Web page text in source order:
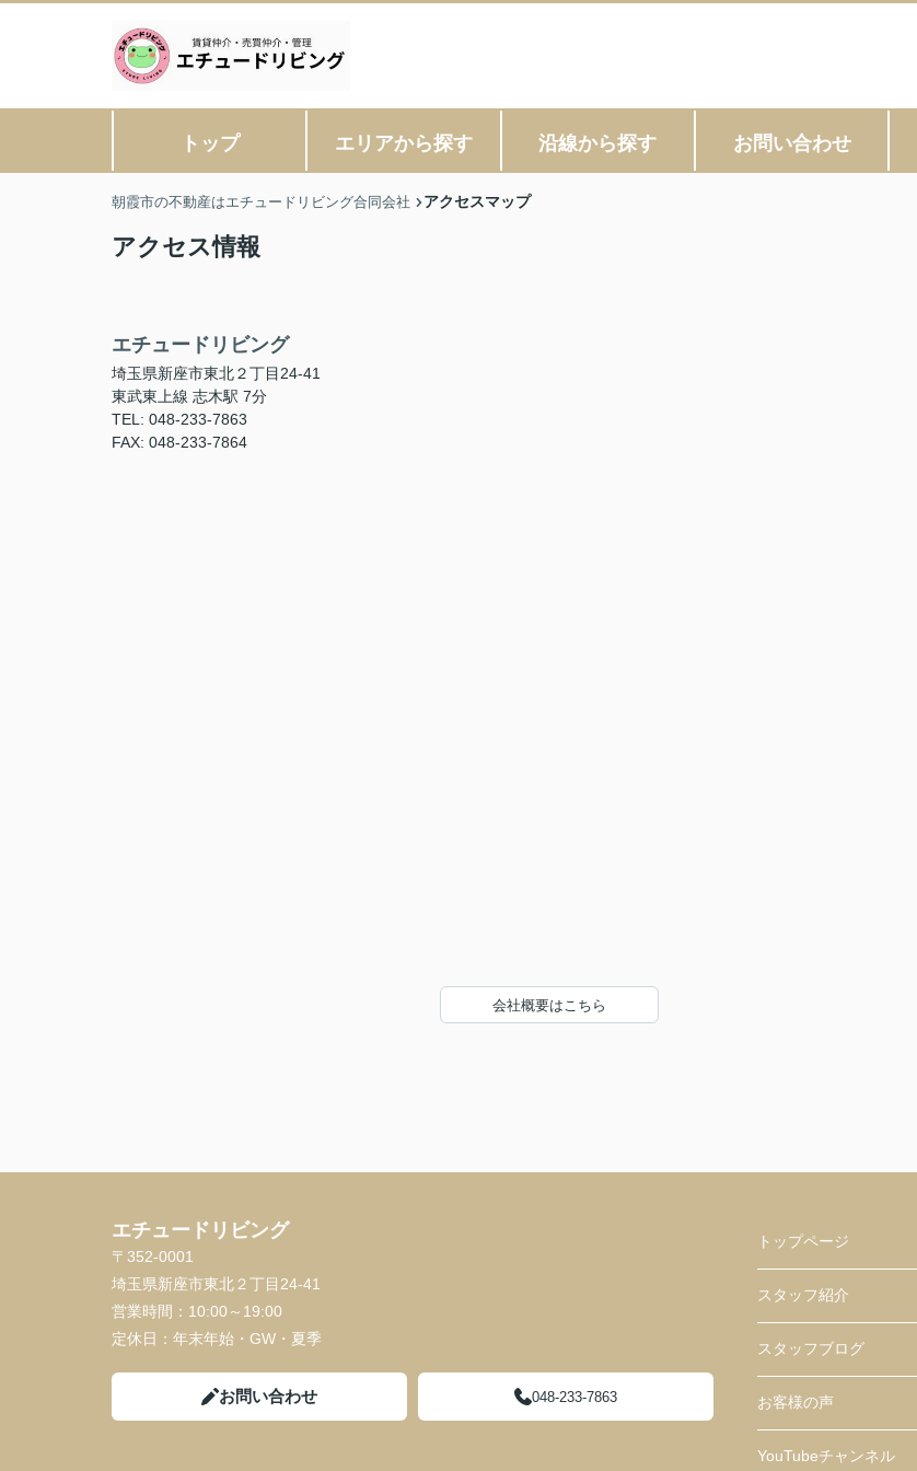
トップ エリアから探す 沿線から探す お問い合わせ
朝霞市の不動産はエチュードリビング合同会社 アクセスマップ
アクセス情報
エチュードリビング
埼玉県新座市東北２丁目24-41
東武東上線 志木駅 7分
TEL: 048-233-7863
FAX: 048-233-7864
会社概要はこちら
エチュードリビング
〒352-0001
埼玉県新座市東北２丁目24-41
営業時間： 10:00～19:00
定休日： 年末年始・GW・夏季
お問い合わせ 048-233-7863
トップページ
スタッフ紹介
スタッフブログ
お客様の声
YouTubeチャンネル